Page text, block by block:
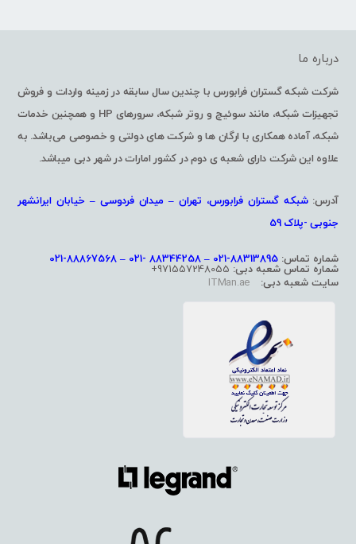
درباره ما
شرکت شبکه گستران فرابورس با چندین سال سابقه در زمینه واردات و فروش
تجهیزات شبکه، مانند سوئیچ و روتر شبکه، سرورهای HP و همچنین خدمات
شبکه، آماده همکاری با ارگان ها و شرکت های دولتی و خصوصی می‌باشد. به
علاوه این شرکت دارای شعبه ی دوم در کشور امارات در شهر دبی میباشد.
آدرس:شبکه گستران فرابورس، تهران – میدان فردوسی – خیابان ایرانشهر
جنوبی -پلاک 59
شماره تماس: 88313895-021 – 88344258 -021 – 88867568-021
شماره تماس شعبه دبی:
سایت شعبه دبی: ITMan.ae